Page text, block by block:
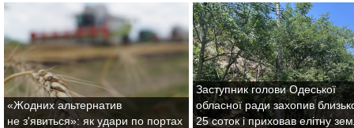
«Жодних альтернатив
не з'явиться»: як удари по портах
Заступник голови Одеської
обласної ради захопив
25 соток і приховав елітну